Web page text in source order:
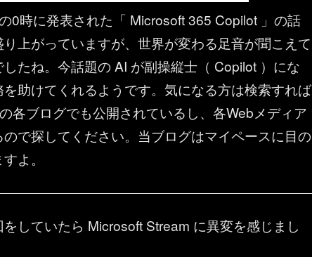
0時に発表された「 Microsoft 365 Copilot 」の話
上がっていますが、世界が変わる足音が聞こえて
したね。今話題の AI が副操縦士（ Copilot ）にな
を助けてくれるようです。気になる方は検索すれば
各ブログでも公開されているし、各Webメディア
ので探してください。当ブログはマイペースに目の
よ。
していたら Microsoft Stream に異変を感じまし